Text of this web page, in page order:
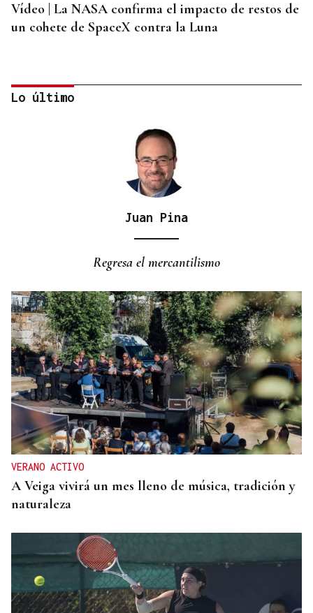
Vídeo | La NASA confirma el impacto de restos de
un cohete de SpaceX contra la Luna
Lo último
Juan Pina
Regresa el mercantilismo
VERANO ACTIVO
A Veiga vivirá un mes lleno de música, tradición y
naturaleza